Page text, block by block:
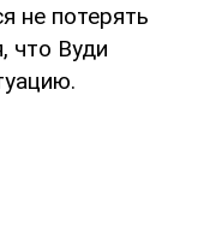
не потерять
что Вуди